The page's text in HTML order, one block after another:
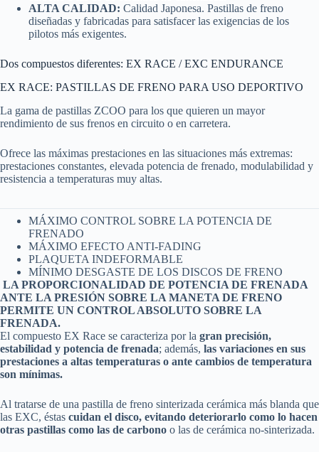
ALTA CALIDAD: Calidad Japonesa. Pastillas de freno
diseñadas y fabricadas para satisfacer las exigencias de los
pilotos más exigentes.
Dos compuestos diferentes: EX RACE / EXC ENDURANCE
EX RACE: PASTILLAS DE FRENO PARA USO DEPORTIVO
La gama de pastillas ZCOO para los que quieren un mayor
rendimiento de sus frenos en circuito o en carretera.
Ofrece las máximas prestaciones en las situaciones más extremas:
prestaciones constantes, elevada potencia de frenado, modulabilidad y
resistencia a temperaturas muy altas.
MÁXIMO CONTROL SOBRE LA POTENCIA DE
FRENADO
MÁXIMO EFECTO ANTI-FADING
PLAQUETA INDEFORMABLE
MÍNIMO DESGASTE DE LOS DISCOS DE FRENO
LA PROPORCIONALIDAD DE POTENCIA DE FRENADA
ANTE LA PRESIÓN SOBRE LA MANETA DE FRENO
PERMITE UN CONTROL ABSOLUTO SOBRE LA
FRENADA.
El compuesto EX Race se caracteriza por la gran precisión,
estabilidad y potencia de frenada; además, las variaciones en sus
prestaciones a altas temperaturas o ante cambios de temperatura
son mínimas.
Al tratarse de una pastilla de freno sinterizada cerámica más blanda que
las EXC, éstas cuidan el disco, evitando deteriorarlo como lo hacen
otras pastillas como las de carbono o las de cerámica no-sinterizada.